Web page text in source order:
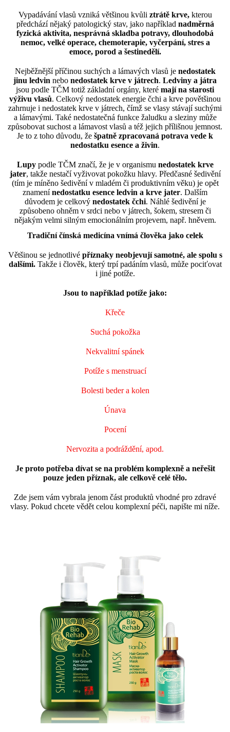
Vypadávání vlasů vzniká většinou kvůli ztrátě krve, kterou
předchází nějaký patologický stav, jako například nadměrná
fyzická aktivita, nesprávná skladba potravy, dlouhodobá
nemoc, velké operace, chemoterapie, vyčerpání, stres a
emoce, porod a šestinedělí.
Nejběžnější příčinou suchých a lámavých vlasů je nedostatek
jinu ledvin nebo nedostatek krve v játrech. Ledviny a játra
jsou podle TČM totiž základní orgány, které mají na starosti
výživu vlasů. Celkový nedostatek energie čchi a krve povětšinou
zahrnuje i nedostatek krve v játrech, čímž se vlasy stávají suchými
a lámavými. Také nedostatečná funkce žaludku a sleziny může
způsobovat suchost a lámavost vlasů a též jejich přílišnou jemnost.
Je to z toho důvodu, že špatně zpracovaná potrava vede k
nedostatku esence a živin.
Lupypodle TČM značí, že je v organismu nedostatek krve
jater, takže nestačí vyživovat pokožku hlavy. Předčasné šedivění
(tím je míněno šedivění v mladém či produktivním věku) je opět
znamenínedostatku esence ledvin a krve jater. Dalším
důvodem je celkový nedostatek čchi. Náhlé šedivění je
způsobeno ohněm v srdci nebo v játrech, šokem, stresem či
nějakým velmi silným emocionálním projevem, např. hněvem.
Tradiční čínská medicína vnímá člověka jako celek
Většinou se jednotlivé příznaky neobjevují samotné, ale spolu s
dalšími.Takže i člověk, který trpí padáním vlasů, může pociťovat
i jiné potíže.
Jsou to například potíže jako:
Křeče
Suchá pokožka
Nekvalitní spánek
Potíže s menstruací
Bolesti beder a kolen
Únava
Pocení
Nervozita a podráždění, apod.
Je proto potřeba dívat se na problém komplexně a neřešit
pouze jeden příznak, ale celkově celé tělo.
Zde jsem vám vybrala jenom část produktů vhodné pro zdravé
vlasy. Pokud chcete vědět celou komplexní péči, napište mi níže.